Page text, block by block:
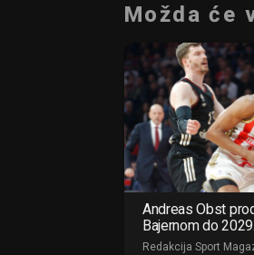
Možda će
Andreas Obst
Bajernom do
Redakcija Sport